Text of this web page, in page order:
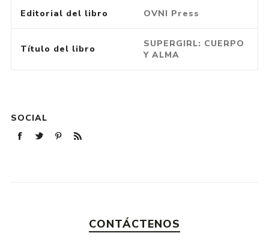
Editorial del libro OVNI Press
Título del libro
SUPERGIRL: CUERPO
Y ALMA
SOCIAL
CONTÁCTENOS